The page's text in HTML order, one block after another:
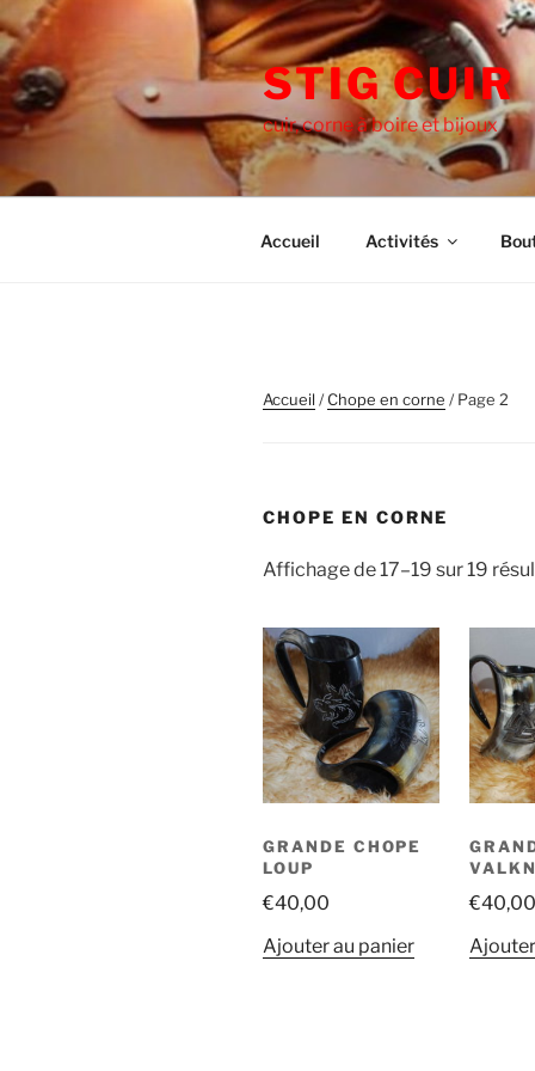
Aller
au
contenu
principal
STIG CUIR
cuir, corne à boire et bijoux
Accueil Activités
Accueil/Chope en corne / Page 2
CHOPE EN CORNE
Affichage de 17–19 sur 19
GRANDE CHOPE
LOUP
€40,00
Ajouter au panier
€40,00